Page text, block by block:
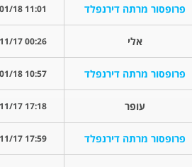
פרופסור מרתה דירנפלד 11:01 10/01/18
אלי 00:26 19/11/17
פרופסור מרתה דירנפלד 10:57 10/01/18
עופר 17:18 05/11/17
פרופסור מרתה דירנפלד 17:59 05/11/17